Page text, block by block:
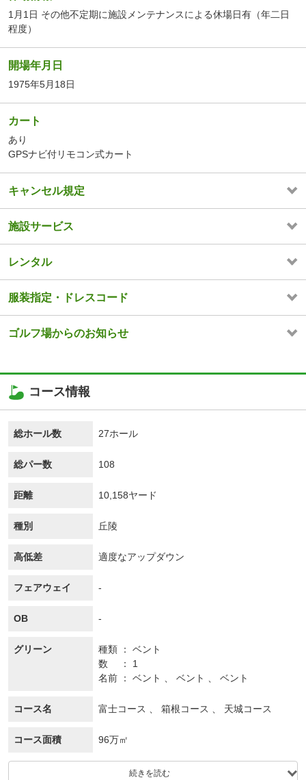
1月1日 その他不定期に施設メンテナンスによる休場日有（年二日
程度）
開場年月日
1975年5月18日
カート
あり
GPSナビ付リモコン式カート
キャンセル規定
施設サービス
レンタル
服装指定・ドレスコード
ゴルフ場からのお知らせ
コース情報
総ホール数 27ホール
総パー数 108
距離 10,158ヤード
種別 丘陵
高低差 適度なアップダウン
フェアウェイ -
OB -
グリーン 種類
ベント
数
1
名前
ベント 、 ベント 、 ベント
コース名 富士コース 、 箱根コース 、 天城コース
コース面積 96万㎡
続きを読む